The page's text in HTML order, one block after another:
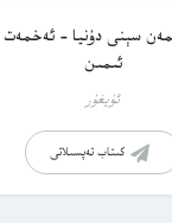
سېنى دۇنيا – ئەخمەت
ئىمىن
ئۇيغۇر
كىتاب تەپسىلاتى